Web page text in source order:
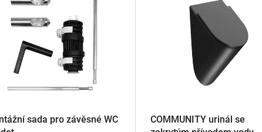
sada pro závěsné WC
COMMUNITY urinál se